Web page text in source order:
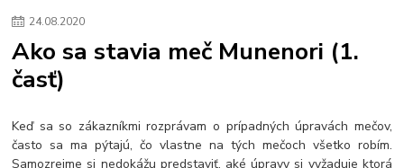
24.08.2020
Ako sa stavia meč Munenori (1.
časť)
Keď sa so zákazníkmi rozprávam o prípadných úpravách mečov,
často sa ma pýtajú, čo vlastne na tých mečoch všetko robím.
Samozrejme si nedokážu predstaviť, aké úpravy si vyžaduje ktorá